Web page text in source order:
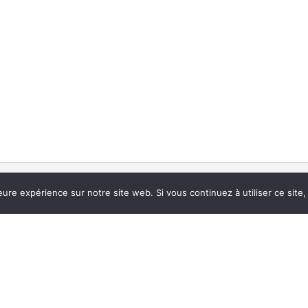
Restons en contact
expérience sur notre site web. Si vous continuez à utiliser ce